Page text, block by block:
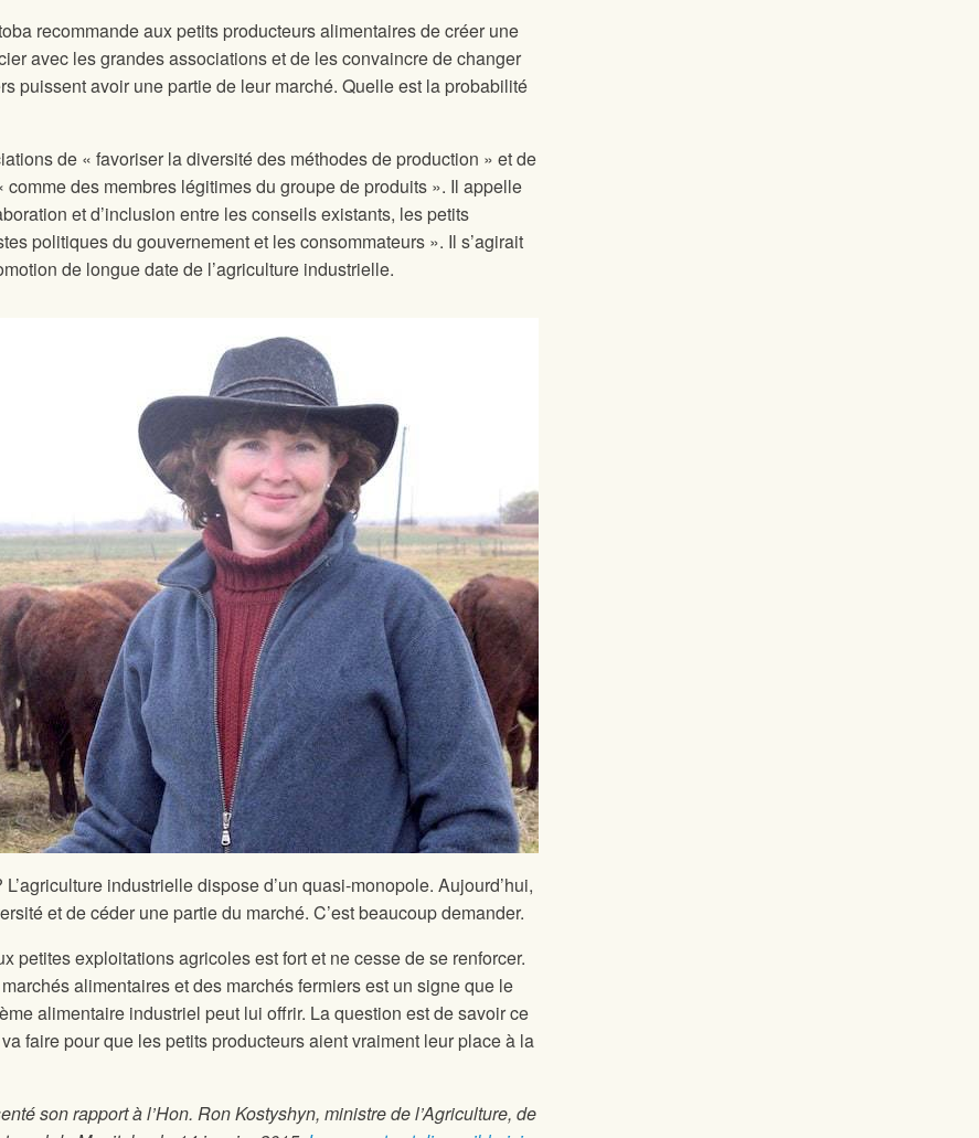
recommande aux petits producteurs alimentaires de créer une
avec les grandes associations et de les convaincre de changer
puissent avoir une partie de leur marché. Quelle est la probabilité
de « favoriser la diversité des méthodes de production » et de
des membres légitimes du groupe de produits ». Il appelle
et d’inclusion entre les conseils existants, les petits
politiques du gouvernement et les consommateurs ». Il s’agirait
de longue date de l’agriculture industrielle.
industrielle dispose d’un quasi-monopole. Aujourd’hui,
et de céder une partie du marché. C’est beaucoup demander.
petites exploitations agricoles est fort et ne cesse de se renforcer.
alimentaires et des marchés fermiers est un signe que le
alimentaire industriel peut lui offrir. La question est de savoir ce
faire pour que les petits producteurs aient vraiment leur place à la
son rapport à l’Hon. Ron Kostyshyn, ministre de l’Agriculture, de